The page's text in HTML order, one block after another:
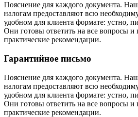
Пояснение для каждого документа.
налогам предоставляют всю
удобном для клиента формате: устно,
Они готовы ответить на все вопросы и
практические рекомендации.
Гарантийное письмо
Пояснение для каждого документа.
налогам предоставляют всю
удобном для клиента формате: устно,
Они готовы ответить на все вопросы и
практические рекомендации.